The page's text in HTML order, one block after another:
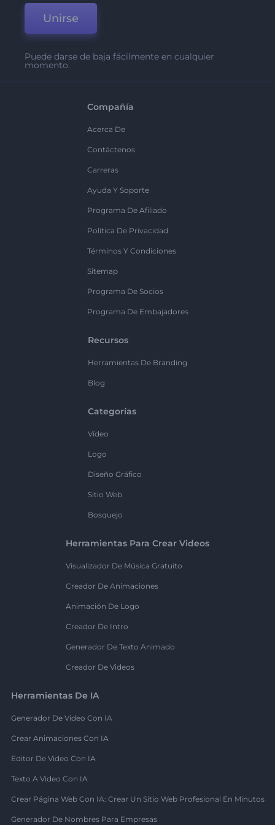
Unirse
Puede darse de baja fácilmente en cualquier
momento.
Compañía
Acerca De
Contáctenos
Carreras
Ayuda Y Soporte
Programa De Afiliado
Política De Privacidad
Términos Y Condiciones
Sitemap
Programa De Socios
Programa De Embajadores
Recursos
Herramientas De Branding
Blog
Categorías
Vídeo
Logo
Diseño Gráfico
Sitio Web
Bosquejo
Herramientas Para Crear Videos
Visualizador De Música Gratuito
Creador De Animaciones
Animación De Logo
Creador De Intro
Generador De Texto Animado
Creador De Videos
Herramientas De IA
Generador De Video Con IA
Crear Animaciones Con IA
Editor De Video Con IA
Texto A Video Con IA
Crear Página Web Con IA: Crear Un Sitio Web Profesional En Minutos
Generador De Nombres Para Empresas